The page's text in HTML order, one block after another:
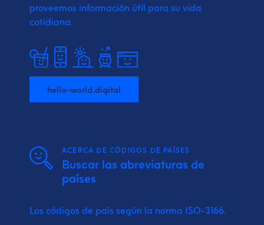
proveemos información útil para su vida
cotidiana.
hello-world.digital
ACERCA DE CÓDIGOS DE PAÍSES
Buscar las abreviaturas de
países
Los códigos de país según la norma ISO-3166.